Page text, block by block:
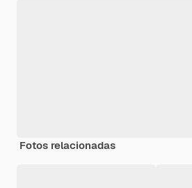
Fotos relacionadas